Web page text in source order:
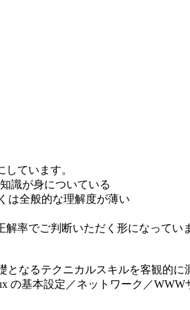
ています。
識が身についている
は全般的な理解度が薄い
率でご判断いただく形になってい
なるテクニカルスキルを客観的に
の基本設定／ネットワーク／